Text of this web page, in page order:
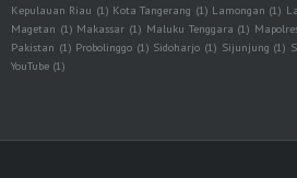
Kepulauan Riau (1) Kota Tangerang (1) Lamongan (1)
Magetan (1) Makassar (1) Maluku Tenggara (1)
Pakistan (1) Probolinggo (1) Sidoharjo (1) Sijunjung (1)
YouTube (1)